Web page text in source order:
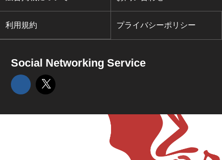
利用規約 プライバシーポリシー
Social Networking Service